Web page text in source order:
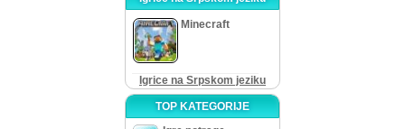
Minecraft
Igrice na Srpskom jeziku
TOP KATEGORIJE